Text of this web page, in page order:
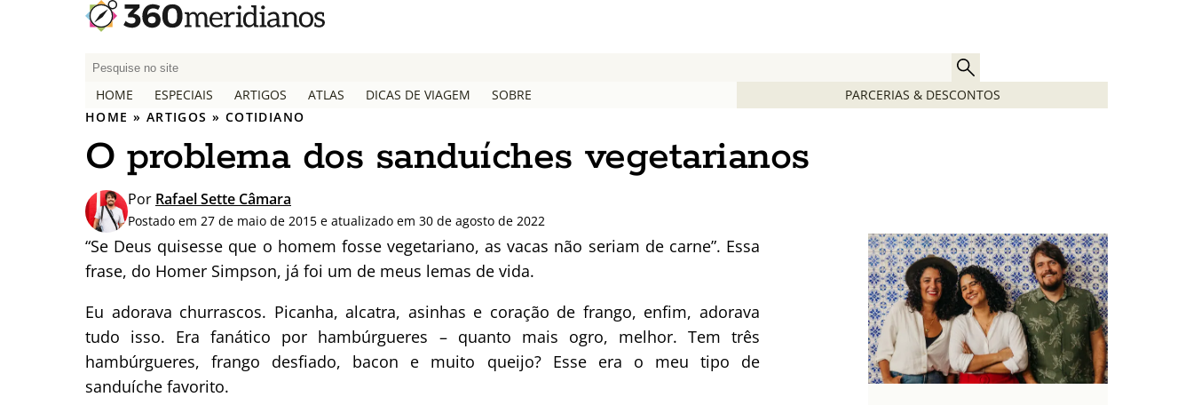
P
q
u
i
s
a
p
o
:
HOME ESPECIAIS ARTIGOS ATLAS DICAS DE VIAGEM SOBRE
PARCERIAS & DESCONTOS
HOME » ARTIGOS » COTIDIANO
O problema dos sanduíches vegetarianos
Por Rafael Sette Câmara
Postado em 27 de maio de 2015 e atualizado em 30 de agosto de 2022
“Se Deus quisesse que o homem fosse vegetariano, as vacas não seriam de carne”. Essa
frase, do Homer Simpson, já foi um de meus lemas de vida.
Eu adorava churrascos. Picanha, alcatra, asinhas e coração de frango, enfim, adorava
tudo isso. Era fanático por hambúrgueres – quanto mais ogro, melhor. Tem três
hambúrgueres, frango desfiado, bacon e muito queijo? Esse era o meu tipo de
sanduíche favorito.